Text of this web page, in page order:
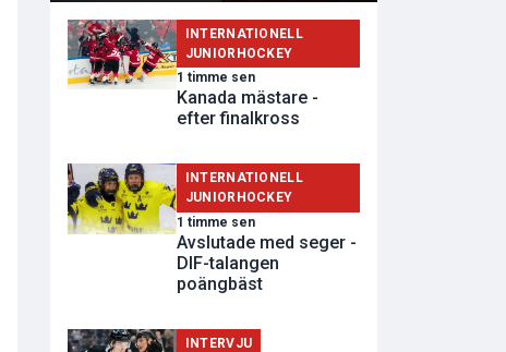
INTERNATIONELL
JUNIORHOCKEY
1 timme sen
Kanada mästare -
efter finalkross
INTERNATIONELL
JUNIORHOCKEY
1 timme sen
Avslutade med seger -
DIF-talangen
poängbäst
INTERVJU